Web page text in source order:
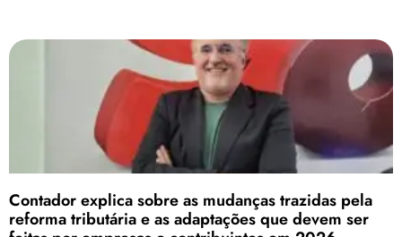
Contador explica sobre as mudanças trazidas pela
reforma tributária e as adaptações que devem ser